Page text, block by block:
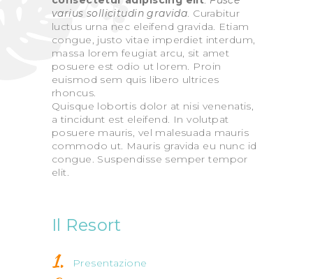
varius sollicitudin gravida . Curabitur
luctus urna nec eleifend gravida. Etiam
congue, justo vitae imperdiet interdum,
massa lorem feugiat arcu, sit amet
posuere est odio ut lorem. Proin
euismod sem quis libero ultrices
rhoncus.
Quisque lobortis dolor at nisi venenatis,
a tincidunt est eleifend. In volutpat
posuere mauris, vel malesuada mauris
commodo ut. Mauris gravida eu nunc id
congue. Suspendisse semper tempor
elit.
Il Resort
Presentazione